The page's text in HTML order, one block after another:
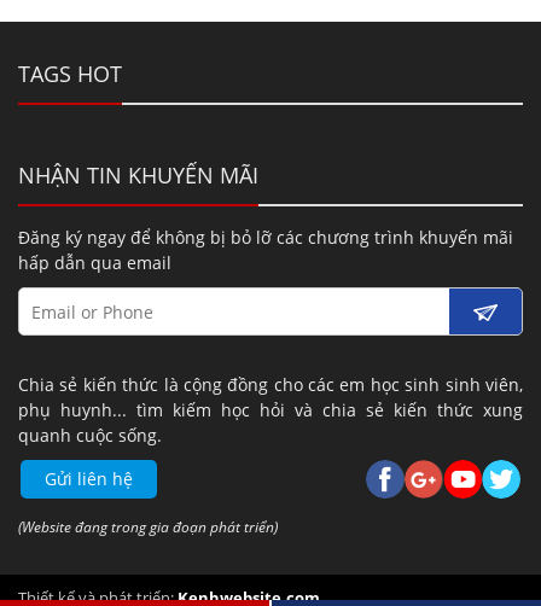
TAGS HOT
NHẬN TIN KHUYẾN MÃI
Đăng ký ngay để không bị bỏ lỡ các chương trình khuyến mãi
hấp dẫn qua email
Chia sẻ kiến thức là cộng đồng cho các em học sinh sinh viên,
phụ huynh... tìm kiếm học hỏi và chia sẻ kiến thức xung
quanh cuộc sống.
Gửi liên hệ
(Website đang trong gia đoạn phát triển)
Thiết kế và phát triển:Kenhwebsite.com